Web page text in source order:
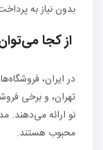
بدون نیاز به
از کجا
در ایران،
تهران، و برخی
محبوب هستند.